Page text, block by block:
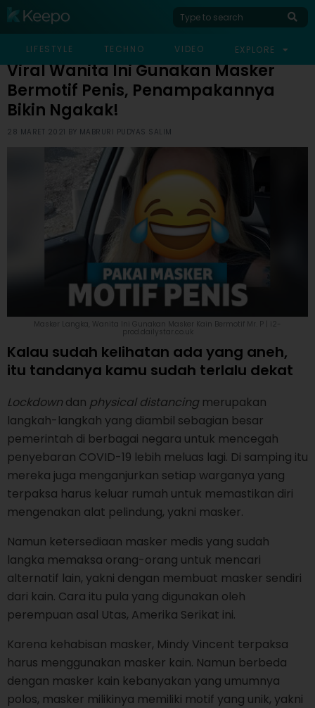
LIFESTYLE TECHNO VIDEO EXPLORE
HUMOR
VIRAL WANITA INI GUNAKAN MASKER BERMOTIF PENIS,
Viral Wanita Ini Gunakan Masker
Bermotif Penis, Penampakannya
Bikin Ngakak!
28 MARET 2021 BY MABRURI PUDYAS SALIM
Masker Langka, Wanita Ini Gunakan Masker Kain Bermotif Mr. P | i2-
prod.dailystar.co.uk
Kalau sudah kelihatan ada yang aneh,
itu tandanya kamu sudah terlalu dekat
Lockdown dan physical distancing merupakan
langkah-langkah yang diambil sebagian besar
pemerintah di berbagai negara untuk mencegah
penyebaran COVID-19 lebih meluas lagi. Di samping itu
mereka juga menganjurkan setiap warganya yang
terpaksa harus keluar rumah untuk memastikan diri
mengenakan alat pelindung, yakni masker.
Namun ketersediaan masker medis yang sudah
langka memaksa orang-orang untuk mencari
alternatif lain, yakni dengan membuat masker sendiri
dari kain. Cara itu pula yang digunakan oleh
perempuan asal Utas, Amerika Serikat ini.
Karena kehabisan masker, Mindy Vincent terpaksa
harus menggunakan masker kain. Namun berbeda
dengan masker kain kebanyakan yang umumnya
polos, masker milikinya memiliki motif yang unik, yakni